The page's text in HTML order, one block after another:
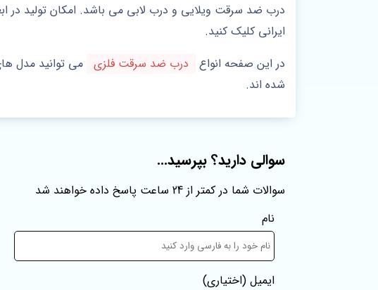
درب ضد سرقت ویلایی و درب لابی می باشد. امکان تولید در
ایرانی کلیک کنید.
در این صفحه انواع
درب ضد سرقت فلزی می توانید مدل
شده‌ اند.
سوالی دارید؟ بپرسید...
سوالات شما در کمتر از 24 ساعت پاسخ داده خواهند شد
نام
ایمیل (اختیاری)